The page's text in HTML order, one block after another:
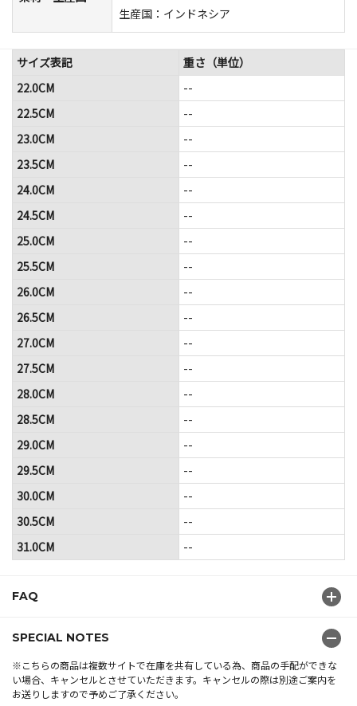
生産国：インドネシア
FAQ
SPECIAL NOTES
※こちらの商品は複数サイトで在庫を共有している為、商品の手配ができな
い場合、キャンセルとさせていただきます。キャンセルの際は別途ご案内を
お送りしますので予めご了承ください。
サイズ表記
重さ（単位）
22.0CM
--
22.5CM
--
23.0CM
--
23.5CM
--
24.0CM
--
24.5CM
--
25.0CM
--
25.5CM
--
26.0CM
--
26.5CM
--
27.0CM
--
27.5CM
--
28.0CM
--
28.5CM
--
29.0CM
--
29.5CM
--
30.0CM
--
30.5CM
--
31.0CM
--